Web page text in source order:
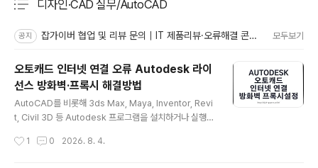
디자인·CAD 실무/AutoCAD
공지 잡가이버 협업 및 리뷰 문의｜IT 제품리뷰·오류해결 콘텐츠·자전거 장비 모두보기
오토캐드 인터넷 연결 오류 Autodesk 라이
선스 방화벽·프록시 해결방법
AutoCAD를 비롯해 3ds Max, Maya, Inventor, Revi
t, Civil 3D 등 Autodesk 프로그램을 설치하거나 실행할
Unable to Connect to Autodesk, Autodesk Desk
1 0 2026. 8. 4.